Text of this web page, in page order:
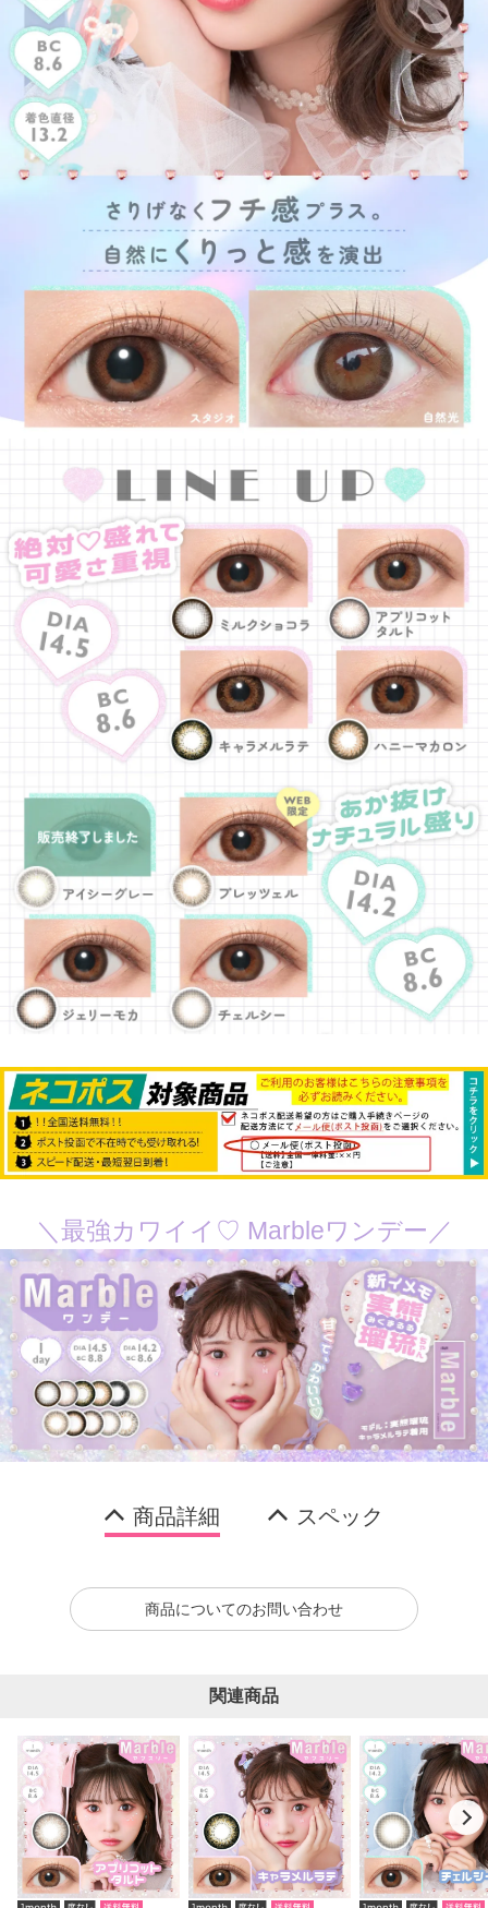
＼最強カワイイ♡ Marbleワンデー／
商品詳細 スペック
商品についてのお問い合わせ
関連商品